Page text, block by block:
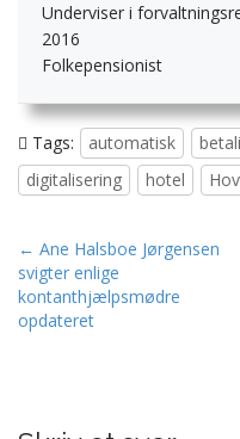
Underviser i
2016
Folkepensionist
Tags: automatisk
digitalisering
hotel
P
o
s
← Ane Halsboe Jørgensen
svigter enlige
kontanthjælpsmødre
opdateret